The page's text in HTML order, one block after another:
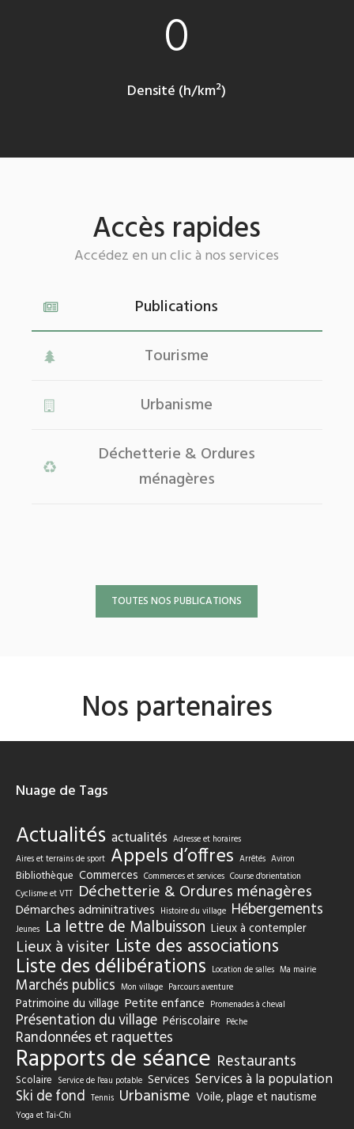
0
Densité (h/km²)
Accès rapides
Accédez en un clic à nos services
Publications
Tourisme
Urbanisme
Déchetterie & Ordures
ménagères
TOUTES NOS PUBLICATIONS
Nos partenaires
Nuage de Tags
Actualités actualités Adresse et horaires
Aires et terrains de sport Appels d’offres Arrêtés Aviron
Bibliothèque Commerces Commerces et services Course d'orientation
Cyclisme et VTT Déchetterie & Ordures ménagères
Démarches adminitratives Histoire du village Hébergements
Jeunes La lettre de Malbuisson Lieux à contempler
Lieux à visiter Liste des associations
Liste des délibérations Location de salles Ma mairie
Marchés publics Mon village Parcours aventure
Patrimoine du village Petite enfance Promenades à cheval
Présentation du village Périscolaire Pêche
Randonnées et raquettes
Rapports de séance Restaurants
Scolaire Service de l'eau potable Services Services à la population
Ski de fond Tennis Urbanisme Voile, plage et nautisme
Yoga et Tai-Chi